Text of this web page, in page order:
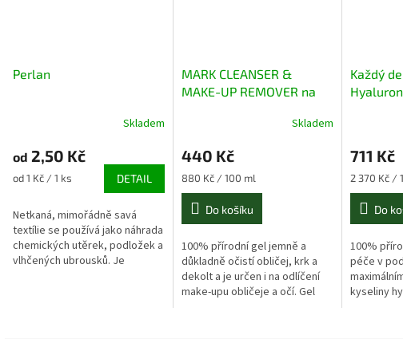
Perlan
Skladem
od 2,50 Kč
Měrná
od 1 Kč / 1 ks DETAIL
Netkaná, mimořádně savá
textílie se používá jako náhrada
chemických utěrek, podložek a
vlhčených ubrousků. Je
MARK CLEANSER &
MAKE-UP REMOVER na
Skladem
440 Kč
Měrná
cena:
880 Kč / 100 ml
Do košíku
100% přírodní gel jemně a
důkladně očistí obličej, krk a
dekolt a je určen i na odlíčení
make-upu obličeje a očí. Gel
Každý
711 Kč
Měrná
cena:
2 370 Kč /
Do
100%
péče v
kyseliny